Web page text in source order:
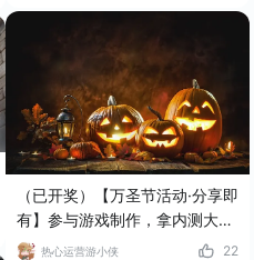
（已开奖）【万圣节活动·分享即
有】参与游戏制作，拿内测大礼
包！热心运营游小侠 22